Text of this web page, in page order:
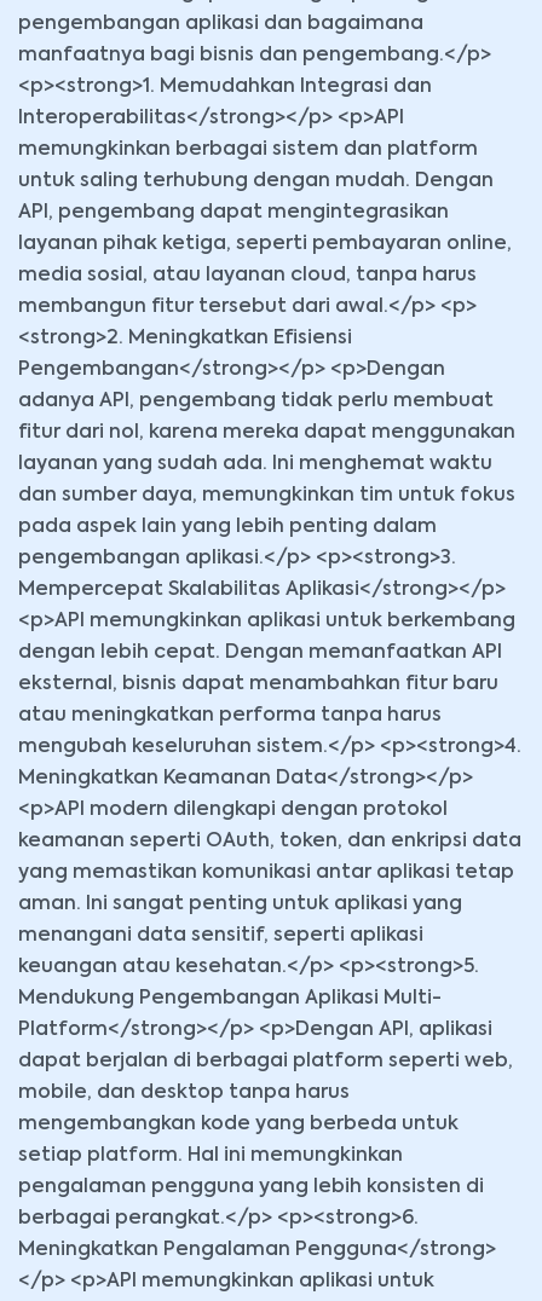
pengembangan aplikasi dan bagaimana
manfaatnya bagi bisnis dan pengembang.</p>
<p><strong>1. Memudahkan Integrasi dan
Interoperabilitas</strong></p> <p>API
memungkinkan berbagai sistem dan platform
untuk saling terhubung dengan mudah. Dengan
API, pengembang dapat mengintegrasikan
layanan pihak ketiga, seperti pembayaran online,
media sosial, atau layanan cloud, tanpa harus
membangun fitur tersebut dari awal.</p> <p>
<strong>2. Meningkatkan Efisiensi
Pengembangan</strong></p> <p>Dengan
adanya API, pengembang tidak perlu membuat
fitur dari nol, karena mereka dapat menggunakan
layanan yang sudah ada. Ini menghemat waktu
dan sumber daya, memungkinkan tim untuk fokus
pada aspek lain yang lebih penting dalam
pengembangan aplikasi.</p> <p><strong>3.
Mempercepat Skalabilitas Aplikasi</strong></p>
<p>API memungkinkan aplikasi untuk berkembang
dengan lebih cepat. Dengan memanfaatkan API
eksternal, bisnis dapat menambahkan fitur baru
atau meningkatkan performa tanpa harus
mengubah keseluruhan sistem.</p> <p><strong>4.
Meningkatkan Keamanan Data</strong></p>
<p>API modern dilengkapi dengan protokol
keamanan seperti OAuth, token, dan enkripsi data
yang memastikan komunikasi antar aplikasi tetap
aman. Ini sangat penting untuk aplikasi yang
menangani data sensitif, seperti aplikasi
keuangan atau kesehatan.</p> <p><strong>5.
Mendukung Pengembangan Aplikasi Multi-
Platform</strong></p> <p>Dengan API, aplikasi
dapat berjalan di berbagai platform seperti web,
mobile, dan desktop tanpa harus
mengembangkan kode yang berbeda untuk
setiap platform. Hal ini memungkinkan
pengalaman pengguna yang lebih konsisten di
berbagai perangkat.</p> <p><strong>6.
Meningkatkan Pengalaman Pengguna</strong>
</p> <p>API memungkinkan aplikasi untuk